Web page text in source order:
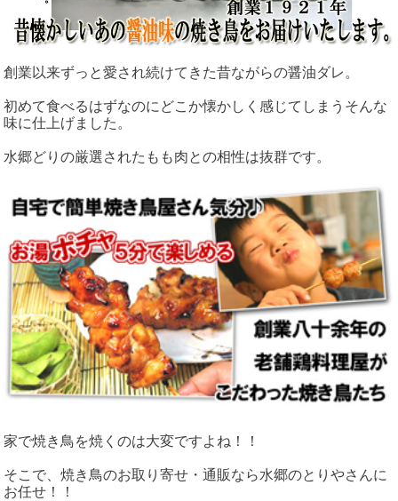
創業以来ずっと愛され続けてきた昔ながらの醤油ダレ。
初めて食べるはずなのにどこか懐かしく感じてしまうそんな
味に仕上げました。
水郷どりの厳選されたもも肉との相性は抜群です。
家で焼き鳥を焼くのは大変ですよね！！
そこで、焼き鳥のお取り寄せ・通販なら水郷のとりやさんに
お任せ！！